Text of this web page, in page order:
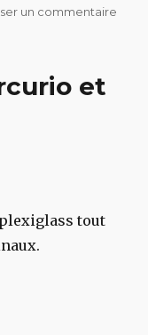
un commentaire
et
tout